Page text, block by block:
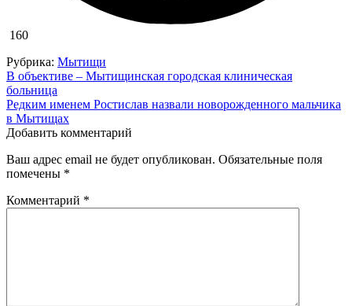
160
Рубрика: Мытищи
Навигация
по
записям
В объективе – Мытищинская городская клиническая
больница
Редким именем Ростислав назвали новорожденного мальчика
в Мытищах
Добавить комментарий
Ваш адрес email не будет опубликован. Обязательные поля
помечены *
Комментарий *